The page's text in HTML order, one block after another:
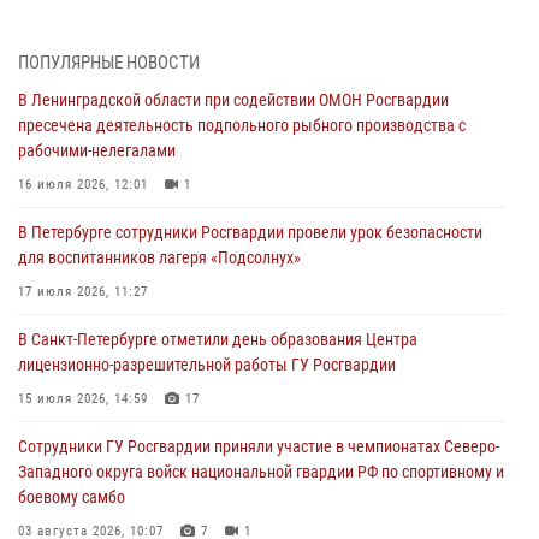
06 августа 2026, 13:39 1
В Центральном районе росгвардейцы оперативно задержали
хулигана, стрелявшего из пускового устройства рядом с жилыми
домами
06 августа 2026, 11:36
Сотрудники и военнослужащие Росгвардии обеспечили
правопорядок при проведении матча "Зенит" - "Балтика"
06 августа 2026, 07:30
В Выборгском районе наряд Росгвардии обнаружил
разыскиваемый преступный автотранспорт
05 августа 2026, 12:25 2
Петербургские росгвардейцы обнаружили объявленный в розыск
автомобиль, ранее использовавшийся при совершении кражи в
Ленобласти
04 августа 2026, 14:05
ПОПУЛЯРНЫЕ НОВОСТИ
В Ленинградской области при содействии ОМОН Росгвардии
пресечена деятельность подпольного рыбного производства с
рабочими-нелегалами
16 июля 2026, 12:01 1
В Петербурге сотрудники Росгвардии провели урок безопасности
для воспитанников лагеря «Подсолнух»
17 июля 2026, 11:27
В Санкт-Петербурге отметили день образования Центра
лицензионно-разрешительной работы ГУ Росгвардии
15 июля 2026, 14:59 17
Сотрудники ГУ Росгвардии приняли участие в чемпионатах Северо-
Западного округа войск национальной гвардии РФ по спортивному и
боевому самбо
03 августа 2026, 10:07 7 1